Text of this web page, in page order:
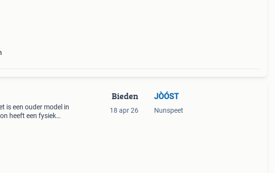
is een ouder model in
heeft een fysiek
Bieden
18 apr 26
JÒÓST
Nunspeet